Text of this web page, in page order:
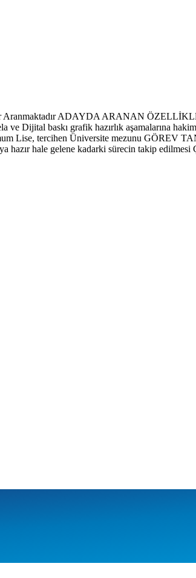
Aranmaktadır ADAYDA ARANAN
baskı grafik hazırlık aşamalarına hakim -
Lise, tercihen Üniversite mezunu GÖREV
hazır hale gelene kadarki sürecin takip